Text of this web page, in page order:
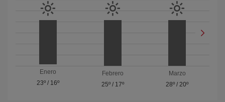
Enero
23º/ 16º
Febrero
25º/ 17º
Marzo
28º /20º